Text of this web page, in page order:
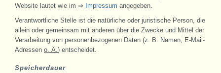
Website lautet wie im ⇒ Impressum angegeben.
Verantwortliche Stelle ist die natürliche oder juristische Person, die
allein oder gemeinsam mit anderen über die Zwecke und Mittel der
Verarbeitung von personenbezogenen Daten (z. B. Namen, E-Mail-
Adressen o. Ä.) entscheidet.
Speicherdauer